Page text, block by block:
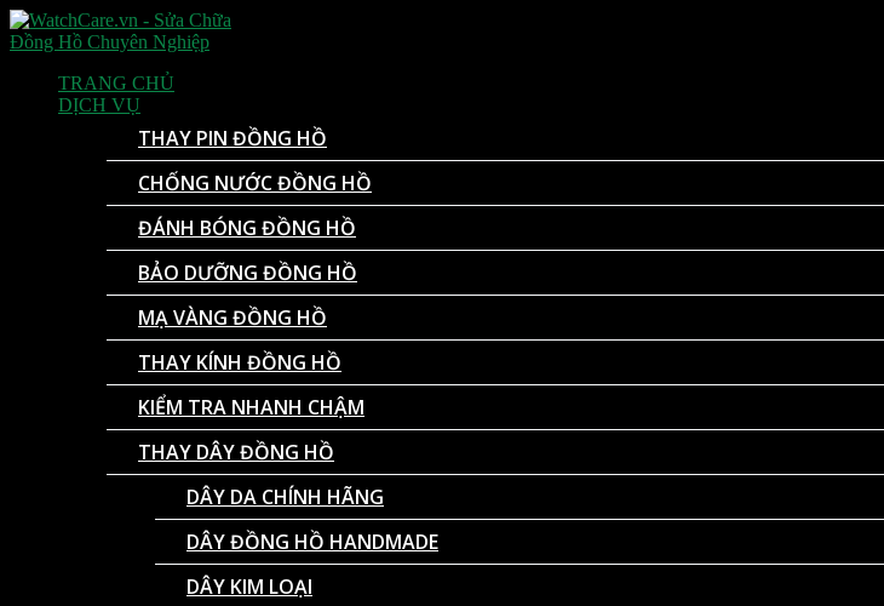
TRANG CHỦ
DỊCH VỤ
THAY PIN ĐỒNG HỒ
CHỐNG NƯỚC ĐỒNG HỒ
ĐÁNH BÓNG ĐỒNG HỒ
BẢO DƯỠNG ĐỒNG HỒ
MẠ VÀNG ĐỒNG HỒ
THAY KÍNH ĐỒNG HỒ
KIỂM TRA NHANH CHẬM
THAY DÂY ĐỒNG HỒ
DÂY DA CHÍNH HÃNG
DÂY ĐỒNG HỒ HANDMADE
DÂY KIM LOẠI